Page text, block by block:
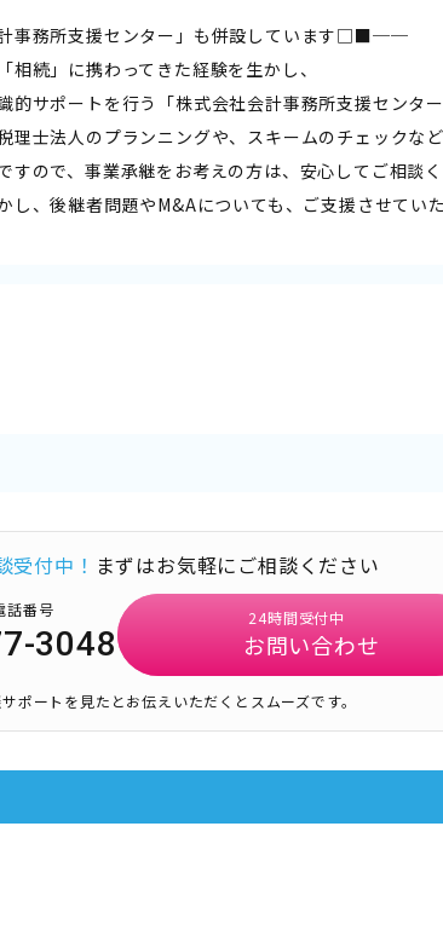
務所支援センター」も併設しています□■──
相続」に携わってきた経験を生かし、
的サポートを行う「株式会社会計事務所支援センター
理士法人のプランニングや、スキームのチェックなど
すので、事業承継をお考えの方は、安心してご相談く
し、後継者問題やM&Aについても、ご支援させていた
受付中！ まずはお気軽にご相談ください
話番号
3048
24時間受付中
お問い合わせ
ポートを見たとお伝えいただくとスムーズです。